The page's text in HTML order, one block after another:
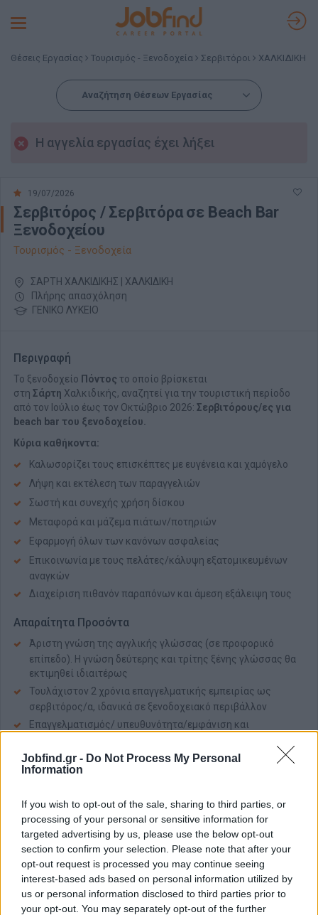
Jobfind.gr - Do Not Process My Personal
Information
If you wish to opt-out of the sale, sharing to third parties, or
processing of your personal or sensitive information for
targeted advertising by us, please use the below opt-out
section to confirm your selection. Please note that after your
opt-out request is processed you may continue seeing
interest-based ads based on personal information utilized by
us or personal information disclosed to third parties prior to
your opt-out. You may separately opt-out of the further
Toggle
Θέσεις Εργασίας Τουρισμός - Ξενοδοχεία Σερβιτόροι ΧΑΛΚΙΔΙΚΗ
Αναζήτηση Θέσεων Εργασίας
Η αγγελία εργασίας έχει λήξει
19/07/2026
Σερβιτόρος / Σερβιτόρα σε Beach Bar
Ξενοδοχείου
Τουρισμός - Ξενοδοχεία
ΣΑΡΤΗ ΧΑΛΚΙΔΙΚΗΣ | ΧΑΛΚΙΔΙΚΗ
Πλήρης απασχόληση
ΓΕΝΙΚΟ ΛΥΚΕΙΟ
Περιγραφή
Το ξενοδοχείο Πόντος το οποίο βρίσκεται
στη Σάρτη Χαλκιδικής, αναζητεί για την τουριστική περίοδο
από τον Ιούλιο έως τον Οκτώβριο 2026: Σερβιτόρους/ες για
beach bar του ξενοδοχείου.
Κύρια καθήκοντα:
Καλωσορίζει τους επισκέπτες με ευγένεια και χαμόγελο
Λήψη και εκτέλεση των παραγγελιών
Σωστή και συνεχής χρήση δίσκου
Μεταφορά και μάζεμα πιάτων/ποτηριών
Εφαρμογή όλων των κανόνων ασφαλείας
Επικοινωνία με τους πελάτες/κάλυψη εξατομικευμένων
αναγκών
Διαχείριση πιθανόν παραπόνων και άμεση εξάλειψη τους
Απαραίτητα Προσόντα
Άριστη γνώση της αγγλικής γλώσσας (σε προφορικό
επίπεδο). Η γνώση δεύτερης και τρίτης ξένης γλώσσας θα
εκτιμηθεί ιδιαιτέρως
Τουλάχιστον 2 χρόνια επαγγελματικής εμπειρίας ως
σερβιτόρος/α, ιδανικά σε ξενοδοχειακό περιβάλλον
Επαγγελματισμός/ υπευθυνότητα/εμφάνιση και
Κριτική σκέψη και ικανότητα επίλυσης προβλημάτων
Ομαδικότητα
Πτυχίο τουριστικής σχολής (προαιρετικό)
Παροχές
Η εταιρεία μας προσφέρει:
Διαμονή, πλήρη ασφάλιση και δυο γεύματα ημερησίως
Πακέτο αποδοχών ανάλογο των προσόντων